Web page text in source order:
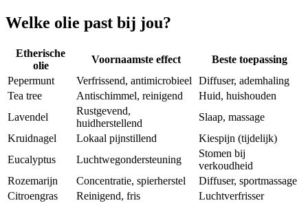
Welke olie past bij jou?
Etherische
olie
Voornaamste effect
Beste toepassing
Pepermunt
Verfrissend, antimicrobieel Diffuser, ademhaling
Tea tree
Antischimmel, reinigend
Huid, huishouden
Lavendel
Rustgevend,
huidherstellend
Slaap, massage
Kruidnagel
Lokaal pijnstillend
Kiespijn (tijdelijk)
Eucalyptus
Luchtwegondersteuning
Stomen bij
verkoudheid
Rozemarijn
Concentratie, spierherstel
Diffuser, sportmassage
Citroengras
Reinigend, fris
Luchtverfrisser